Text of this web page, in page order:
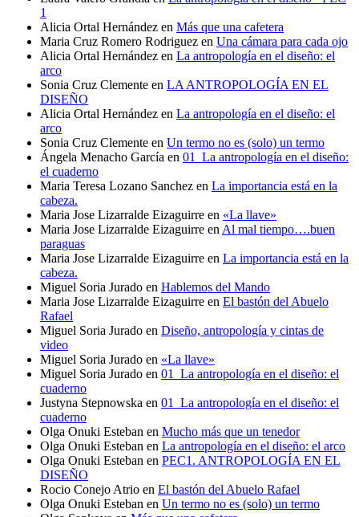
1
Alicia Ortal Hernández en Más que una cafetera
Maria Cruz Romero Rodriguez en Una cámara para cada ojo
Alicia Ortal Hernández en La antropología en el diseño: el
arco
Sonia Cruz Clemente en LA ANTROPOLOGÍA EN EL
DISEÑO
Alicia Ortal Hernández en La antropología en el diseño: el
arco
Sonia Cruz Clemente en Un termo no es (solo) un termo
Ángela Menacho García en 01_La antropología en el diseño:
el cuaderno
Maria Teresa Lozano Sanchez en La importancia está en la
cabeza.
Maria Jose Lizarralde Eizaguirre en «La llave»
Maria Jose Lizarralde Eizaguirre en Al mal tiempo….buen
paraguas
Maria Jose Lizarralde Eizaguirre en La importancia está en la
cabeza.
Miguel Soria Jurado en Hablemos del Mando
Maria Jose Lizarralde Eizaguirre en El bastón del Abuelo
Rafael
Miguel Soria Jurado en Diseño, antropología y cintas de
video
Miguel Soria Jurado en «La llave»
Miguel Soria Jurado en 01_La antropología en el diseño: el
cuaderno
Justyna Stepnowska en 01_La antropología en el diseño: el
cuaderno
Olga Onuki Esteban en Mucho más que un tenedor
Olga Onuki Esteban en La antropología en el diseño: el arco
Olga Onuki Esteban en PEC1. ANTROPOLOGÍA EN EL
DISEÑO
Rocio Conejo Atrio en El bastón del Abuelo Rafael
Olga Onuki Esteban en Un termo no es (solo) un termo